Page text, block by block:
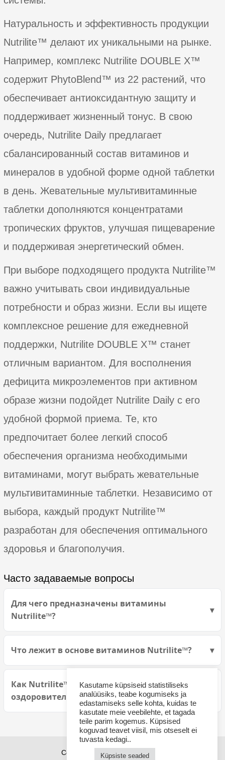
Натуральность и эффективность продукции
Nutrilite™ делают их уникальными на рынке.
Например, комплекс Nutrilite DOUBLE X™
содержит PhytoBlend™ из 22 растений, что
обеспечивает антиоксидантную защиту и
поддерживает жизненный тонус. В свою
очередь, Nutrilite Daily предлагает
сбалансированный состав витаминов и
минералов в удобной форме одной таблетки
в день. Жевательные мультивитаминные
таблетки дополняются концентратами
тропических фруктов, улучшая пищеварение
и поддерживая энергетический обмен.
При выборе подходящего продукта Nutrilite™
важно учитывать свои индивидуальные
потребности и образ жизни. Если вы ищете
комплексное решение для ежедневной
поддержки, Nutrilite DOUBLE X™ станет
отличным вариантом. Для восполнения
дефицита микроэлементов при активном
образе жизни подойдет Nutrilite Daily с его
удобной формой приема. Те, кто
предпочитает более легкий способ
обеспечения организма необходимыми
витаминами, могут выбрать жевательные
мультивитаминные таблетки. Независимо от
выбора, каждый продукт Nutrilite™
разработан для обеспечения оптимального
здоровья и благополучия.
Часто задаваемые вопросы
Для чего предназначены витамины
Nutrilite™?
Что лежит в основе витаминов Nutrilite™?
Как Nutrilite™ может преобразить ваше
оздоровительное путешествие?
Copyright © 2026 Sponsor21.ee
Kasutame küpsiseid statistiliseks
analüüsiks, teabe kogumiseks ja
edastamiseks selle kohta, kuidas te
kasutate meie veebilehte, et tagada
teile parim kogemus. Küpsised
koguvad teavet viisil, mis otseselt ei
tuvasta kedagi..
Küpsiste seaded